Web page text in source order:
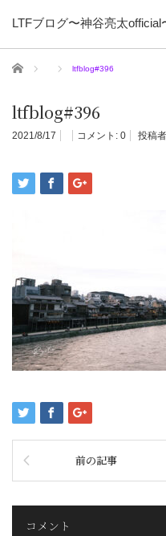
LTFブログ〜神谷亮太official
ホーム ltfblog#396
ltfblog#396
2021/8/17 コメント: 0 投稿
前の記事
コメント